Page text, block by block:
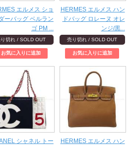
エルメス ショ
ーバッグ ベルラン
ゴ PM ...
り切れ / SOLD OUT
HERMES エルメス ハン
ドバッグ ロレーヌ オレ
ンジ/黒...
売り切れ / SOLD OUT
シャネル トー
HERMES エルメス ハン